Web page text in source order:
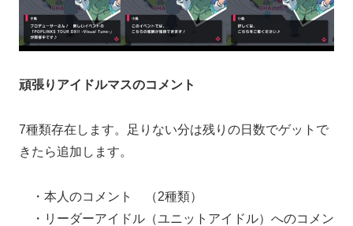
頑張りアイドルマスのコメント
7種類存在します。足りない分は残りの日数でゲットで
きたら追加します。
・本人のコメント （2種類）
・リーダーアイドル（ユニットアイドル）へのコメン